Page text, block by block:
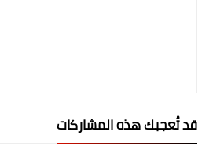
قد تُعجبك هذه المشاركات